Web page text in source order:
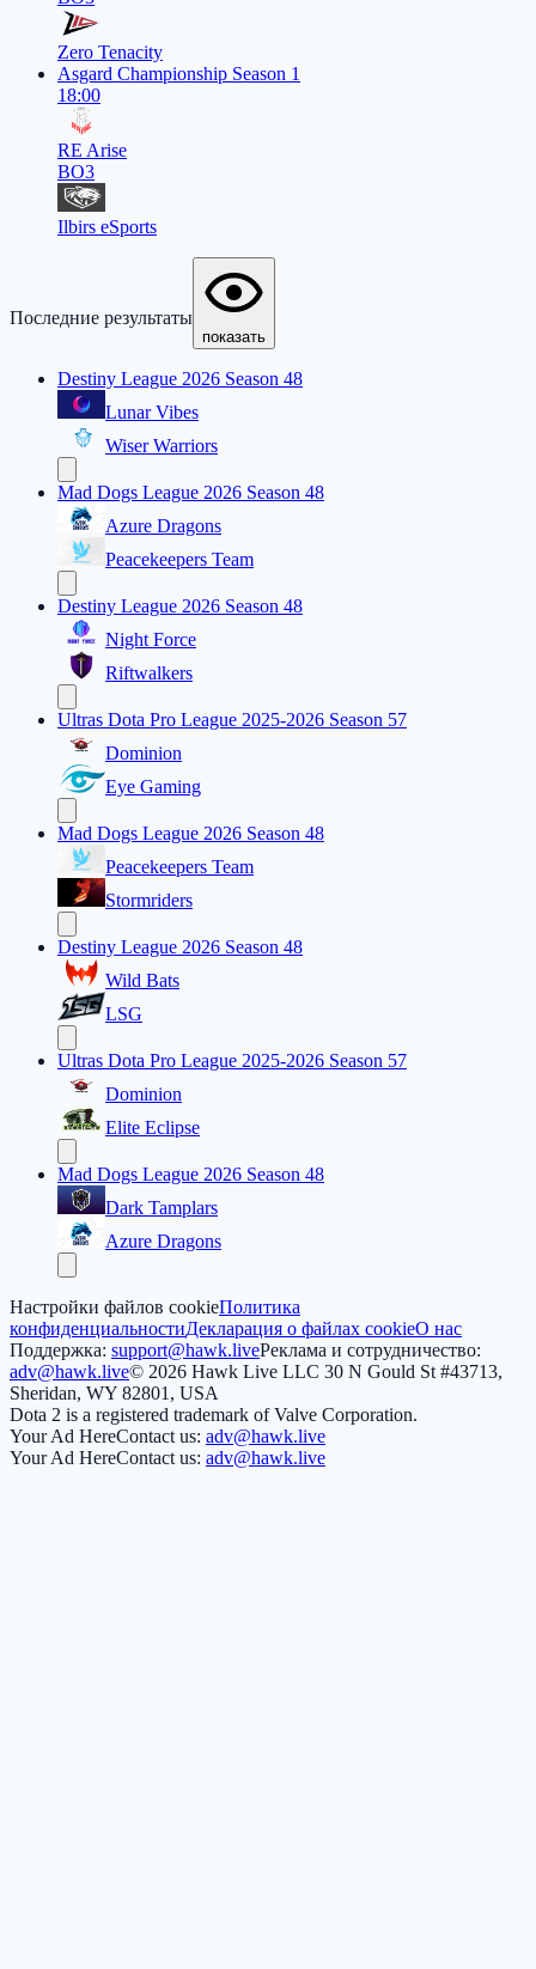
Zero Tenacity
Asgard Championship Season 1
18:00
RE Arise
BO3
Ilbirs eSports
Последние результаты
показать
Destiny League 2026 Season 48
Lunar Vibes
Wiser Warriors
Mad Dogs League 2026 Season 48
Azure Dragons
Peacekeepers Team
Destiny League 2026 Season 48
Night Force
Riftwalkers
Ultras Dota Pro League 2025-2026 Season 57
Dominion
Eye Gaming
Mad Dogs League 2026 Season 48
Peacekeepers Team
Stormriders
Destiny League 2026 Season 48
Wild Bats
LSG
Ultras Dota Pro League 2025-2026 Season 57
Dominion
Elite Eclipse
Mad Dogs League 2026 Season 48
Dark Tamplars
Azure Dragons
Настройки файлов cookieПолитика
конфиденциальностиДекларация о файлах cookieО нас
Поддержка: support@hawk.liveРеклама и сотрудничество:
adv@hawk.live© 2026 Hawk Live LLC 30 N Gould St #43713,
Sheridan, WY 82801, USA
Dota 2 is a registered trademark of Valve Corporation.
Your Ad HereContact us: adv@hawk.live
Your Ad HereContact us: adv@hawk.live